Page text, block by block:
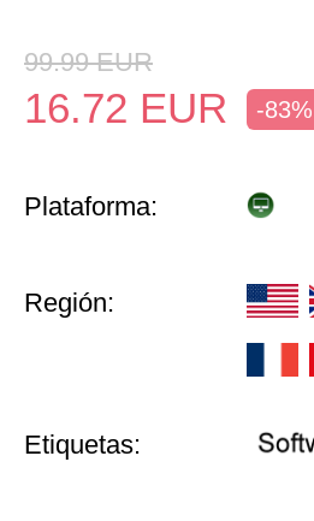
99.99 EUR
16.72 EUR -83%
Plataforma:
Región:
Etiquetas: